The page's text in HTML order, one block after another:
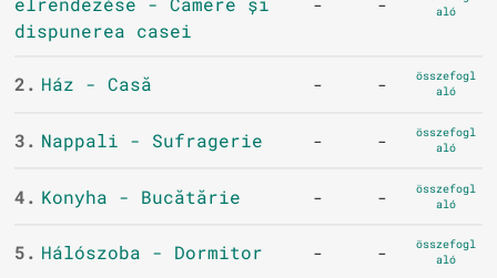
dispunerea casei
aló
2. Ház - Casă - -
összefogl
aló
3. Nappali - Sufragerie - -
összefogl
aló
4. Konyha - Bucătărie - -
összefogl
aló
5. Hálószoba - Dormitor - -
összefogl
aló